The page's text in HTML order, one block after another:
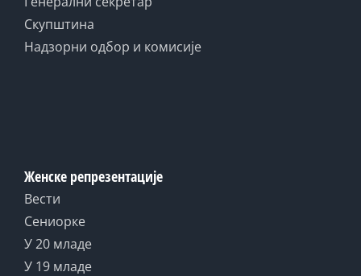
Скупштина
Надзорни одбор и комисије
Женске репрезентације
Вести
Сениорке
У 20 младе
У 19 младе